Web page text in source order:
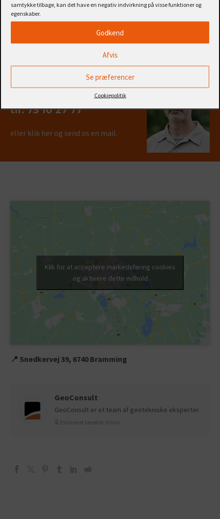
samtykke tilbage, kan det have en negativ indvirkning på visse funktioner og
egenskaber.
Godkend
Afvis
Se præferencer
Cookiepolitik
Kan man dræne grundvand?
tlf.75 10 27 77
eller klik her og send os en mail.
Klik for at acceptere markedsføring cookies
og aktivere dette indhold
📍 Snedkervej 39, 6740 Bramming
GeoConsult
GeoConsult er et team af geotekniske eksperter.
⏳ Estimeret læsetid: 6 min